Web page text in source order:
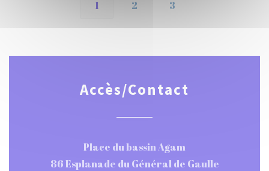
1 2 3
Accès/Contact
Place du bassin Agam
86 Esplanade du Général de Gaulle